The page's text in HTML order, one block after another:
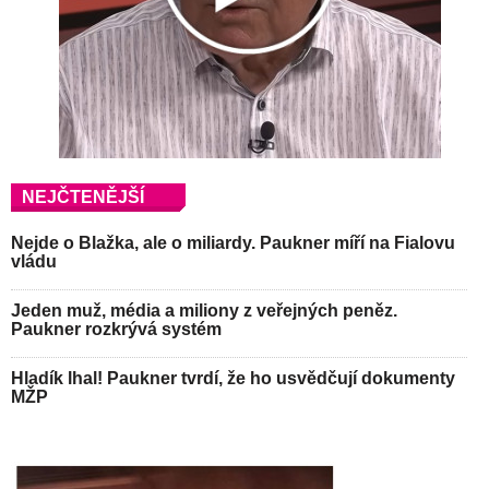
NEJČTENĚJŠÍ
Nejde o Blažka, ale o miliardy. Paukner míří na Fialovu
vládu
Jeden muž, média a miliony z veřejných peněz.
Paukner rozkrývá systém
Hladík lhal! Paukner tvrdí, že ho usvědčují dokumenty
MŽP